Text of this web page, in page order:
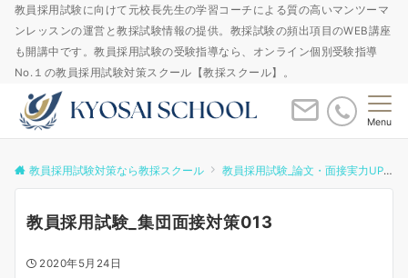
教員採用試験に向けて元校長先生の学習コーチによる質の高いマンツーマ
ンレッスンの運営と教採試験情報の提供。教採試験の頻出項目のWEB講座
も開講中です。教員採用試験の受験指導なら、オンライン個別受験指導
No.１の教員採用試験対策スクール【教採スクール】。
Menu
教員採用試験対策なら教採スクール 教員採用試験_論文・面接実力UPゼミ
教員採用試験_集団面接対策013
2020年5月24日